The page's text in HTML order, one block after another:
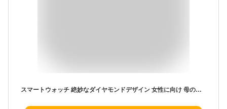
スマートウォッチ 絶妙なダイヤモンドデザイン 女性に向け 母の日 敬老の日 プレゼント Smart watch レディース 1.27インチ 3種バンド付属 スポーツウォッチ Bluetooth5.1通話 LINE/Gmail/着信通知 120+種運動モード IP67防水防塵 振動/輝度調整 アンドロイド対応 iphone対応 ピンク ゴールド